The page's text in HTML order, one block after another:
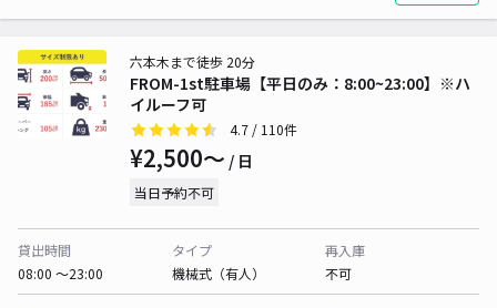
FROM-1st駐車場【平日のみ：8:00~23:00】※ハ
イルーフ可
六本木まで徒歩 20分
4.7 / 110件
¥2,500〜 / 日
当日予約不可
貸出時間
08:00 〜23:00
タイプ
機械式（有人）
再入庫
不可